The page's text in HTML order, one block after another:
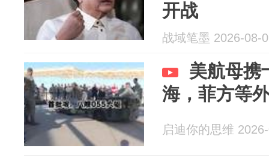
开战
战域笔墨 2026-08-
美航母携
海，菲方等
启迪你的思维